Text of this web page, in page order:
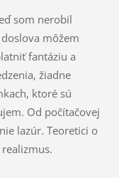
som nerobil
môžem
fantáziu a
žiadne
ktoré sú
Od počítačovej
lazúr. Teoretici o